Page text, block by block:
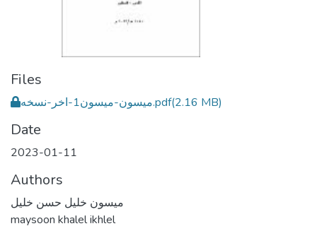
Files
ميسون-ميسون1-اخر-نسخه.pdf(2.16 MB)
Date
2023-01-11
Authors
ميسون خليل حسن خليل
maysoon khalel ikhlel